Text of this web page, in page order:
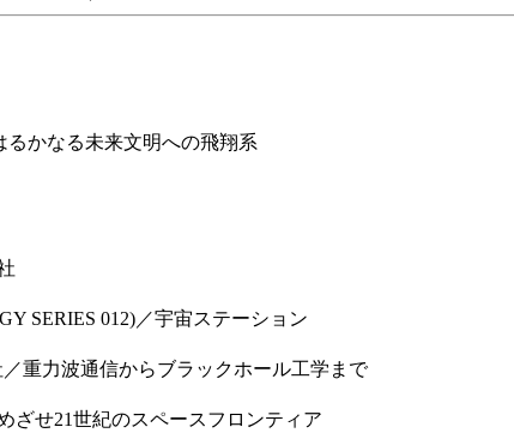
かなる未来文明への飛翔系
SERIES 012)／宇宙ステーション
重力波通信からブラックホール工学まで
ざせ21世紀のスペースフロンティア